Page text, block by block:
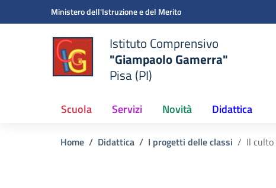
Vai ai contenuti
Vai al menu di navigazioneMinistero dell'Istruzione e del Merito
Istituto Comprensivo
"Giampaolo Gamerra"
Pisa (PI)
Scuola Servizi Novità Didattica
Home Didattica I progetti delle classi Il culto